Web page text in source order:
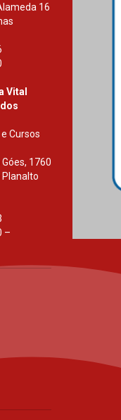
16
Vital
Cursos
1760
Planalto
–